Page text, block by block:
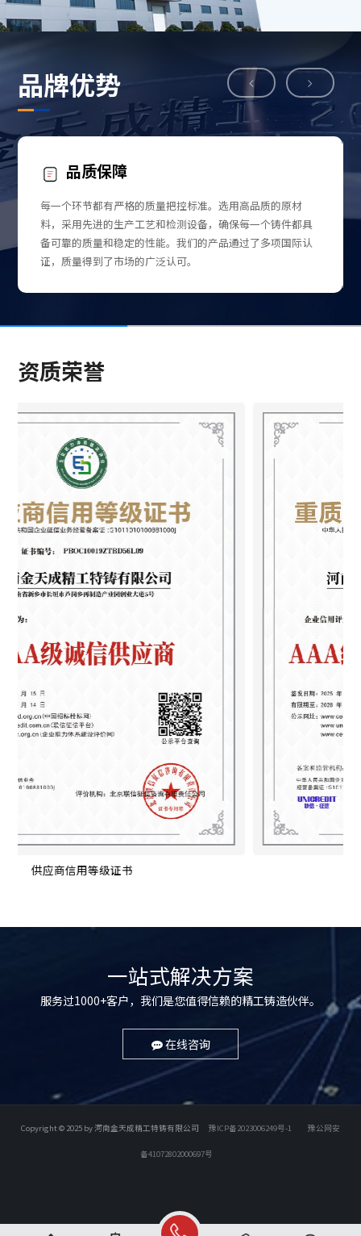
心铸管、离心钢套筒、消失模铸件等，凭借优异的性能、可靠
的质量，广泛应用于汽车、起重机械、矿山设备、石油机械、
发电设备、冶金设备和铝加工行业等众多领域，满足不同行业
客户的个性化需求。
设备与技术
公司高度重视硬件设施建设与技术创新，配备了一系列先进的
仪、万能试验机、冲击试验机、超声波探伤仪、动平衡机、光
洁度仪等，构建了全方位、高精度的质量检测体系，确保每一
件产品都符合标准；生产方面，配备中频电炉 10 台、卧式离心
机 8 台、台车式电阻炉 5 台、数控车床 25 台、普通车床 20
术 2 项、实用新型专利技术 9 项，核心技术实力突出。
公司经营范围广泛，涵盖钢、铁冶炼；黑色金属铸造；金属材
物进出口等业务，形成了从原材料加工、产品制造到销售出口
的完整产业链布局。
未来，河南金天成精工特铸有限公司将继续秉持 “以质量求生
存、以技术求发展、以服务求共赢” 的经营理念，依托现代化
的管理模式、高端的加工设备及先进的核心技术，持续为全球
品牌优势
认
定制化服务
我们深知不同客户对于铸件有着不同的需求，无论是在尺寸
规格、承载能力方面，我们都能根据客户的具体要求进行个
性化定制。我们的团队会全程与客户沟通协作，为客户量身
打造适合的精工铸件解决方案。
资质荣誉
重质量守信用等级证书
一站式解决方案
服务过1000+客户，我们是您值得信赖的精工铸造伙伴。
在线咨询
Copyright © 2025 by 河南金天成精工特铸有限公司 豫ICP备2023006249号-1 豫公网安
备41072802000697号